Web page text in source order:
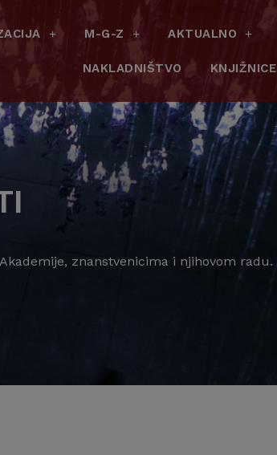
M-G-Z AKTUALNO
NAKLADNIŠTVO KNJIŽNICE
znanstvenicima i njihovom radu.